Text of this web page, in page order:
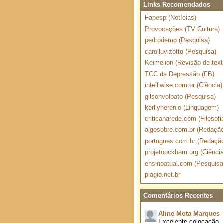
Links Recomendados
Fapesp (Notícias)
Provocações (TV Cultura)
pedrodemo (Pesquisa)
carolluvizotto (Pesquisa)
Keimelion (Revisão de
TCC da Depressão (FB)
intelliwise.com.br (Ciência)
gilsonvolpato (Pesquisa)
kerllyherenio (Linguagem)
criticanarede.com
algosobre.com.br
portugues.com.br
projetoockham.org
ensinoatual.com
plagio.net.br
Comentários Recentes
Aline Mota Marques
Excelente colocação.